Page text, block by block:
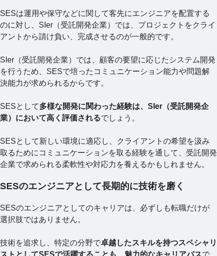
SESは運用や保守などに関して客先にエンジニアを配置する
のに対し、SIer（受託開発企業）では、プロジェクトをクライ
アントから請け負い、完成させるのが一般的です。
SIer（受託開発企業）では、顧客の要望に応じたシステム開発
を行うため、SESで培ったコミュニケーション能力や問題解
決能力が求められるからです。
SESとして多様な開発に関わった経験は、SIer（受託開発企
業）において高く評価されるでしょう。
SESとして新しい環境に適応し、クライアントの希望を汲み
取るためにコミュニケーションを取る経験を通して、受託開発
企業で求められる柔軟性や対応力を養えるかもしれません。
SESのエンジニアとして長期的に技術を磨く
SESのエンジニアとしてのキャリアは、必ずしも転職だけが
選択肢ではありません。
技術を追求し、特定の分野で卓越したスキルを持つスペシャリ
ストとしてSESで活躍することも、魅力的なキャリアパスで